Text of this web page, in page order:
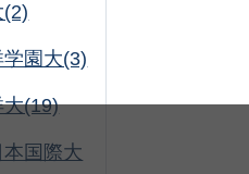
(2)
学園大(3)
大(19)
本国際大